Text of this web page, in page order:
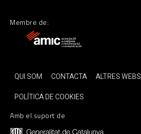
Membre de:
QUI SOM CONTACTA ALTRES WEBS
POLÍTICA DE COOKIES
Amb el suport de